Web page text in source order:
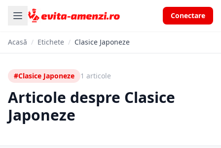
Conectare
Acasă / Etichete / Clasice Japoneze
#Clasice Japoneze 1 articole
Articole despre Clasice
Japoneze